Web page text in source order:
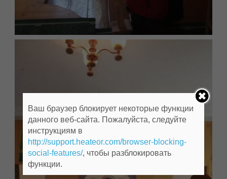
Ваш браузер блокирует некоторые функции
данного веб-сайта. Пожалуйста, следуйте
инструкциям в
http://support.heateor.com/browser-blocking-
social-features/, чтобы разблокировать
функции.